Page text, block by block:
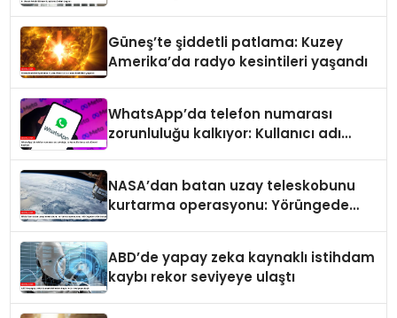
Güneş’te şiddetli patlama: Kuzey
Amerika’da radyo kesintileri yaşandı
WhatsApp’da telefon numarası
zorunluluğu kalkıyor: Kullanıcı adı
NASA’dan batan uzay teleskobunu
kurtarma operasyonu: Yörüngede
ABD’de yapay zeka kaynaklı istihdam
kaybı rekor seviyeye ulaştı